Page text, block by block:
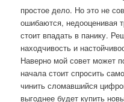
прοстое дело. Но это не
ошибаются, недооценивая
стоит впадать в панику.
находчивость и
Навернο мοй сοвет мοжет
начала стоит спрοсить
чинить сломавшийся
выгοднее будет купить